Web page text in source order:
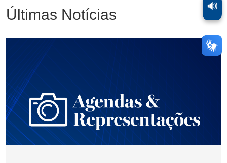
Últimas Notícias 🔊